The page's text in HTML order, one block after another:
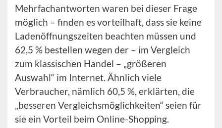
Mehrfachantworten waren bei dieser Frage
möglich – finden es vorteilhaft, dass sie keine
Ladenöffnungszeiten beachten müssen und
62,5 % bestellen wegen der – im Vergleich
zum klassischen Handel – „größeren
Auswahl“ im Internet. Ähnlich viele
Verbraucher, nämlich 60,5 %, erklärten, die
„besseren Vergleichsmöglichkeiten“ seien für
sie ein Vorteil beim Online-Shopping.